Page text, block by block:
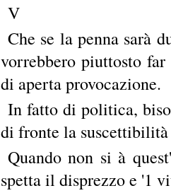
V
Che se la penna sarà
vorrebbero piuttosto
di aperta provocazione.
In fatto di politica,
di fronte la
Quando non si à
spetta il disprezzo e '1